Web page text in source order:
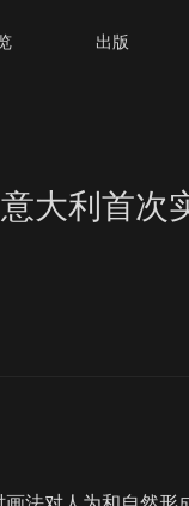
出版
大利首次